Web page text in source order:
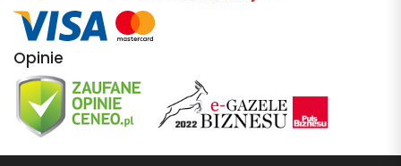
Opinie